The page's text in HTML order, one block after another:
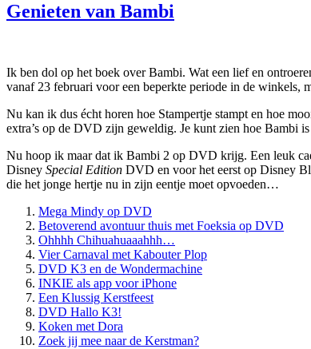
Genieten van Bambi
Ik ben dol op het boek over Bambi. Wat een lief en
vanaf 23 februari voor een beperkte periode in de winkels,
Nu kan ik dus écht horen hoe Stampertje stampt en hoe
extra’s op de DVD zijn geweldig. Je kunt zien hoe Bambi
Nu hoop ik maar dat ik Bambi 2 op DVD krijg. Een leuk
Disney Special Edition DVD en voor het eerst op Disney
die het jonge hertje nu in zijn eentje moet opvoeden…
Mega Mindy op DVD
Betoverend avontuur thuis met Foeksia op DVD
Ohhhh Chihuahuaaahhh…
Vier Carnaval met Kabouter Plop
DVD K3 en de Wondermachine
INKIE als app voor iPhone
Een Klussig Kerstfeest
DVD Hallo K3!
Koken met Dora
Zoek jij mee naar de Kerstman?